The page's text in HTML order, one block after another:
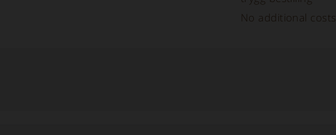
No additional costs